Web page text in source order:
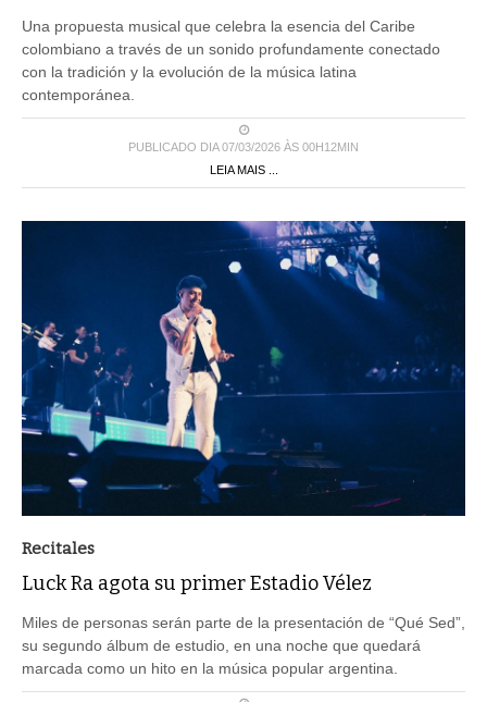
Una propuesta musical que celebra la esencia del Caribe
colombiano a través de un sonido profundamente conectado
con la tradición y la evolución de la música latina
contemporánea.
PUBLICADO DIA 07/03/2026 ÀS 00H12MIN
LEIA MAIS ...
Recitales
Luck Ra agota su primer Estadio Vélez
Miles de personas serán parte de la presentación de “Qué Sed”,
su segundo álbum de estudio, en una noche que quedará
marcada como un hito en la música popular argentina.